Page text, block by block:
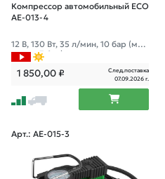
Компрессор автомобильный ECO
AE-013-4
12 В, 130 Вт, 35 л/мин, 10 бар (ман
ометр 7 бар), сумка
1 850,00₽
След.поставка
07.09.2026 г.
Арт.: AE-015-3